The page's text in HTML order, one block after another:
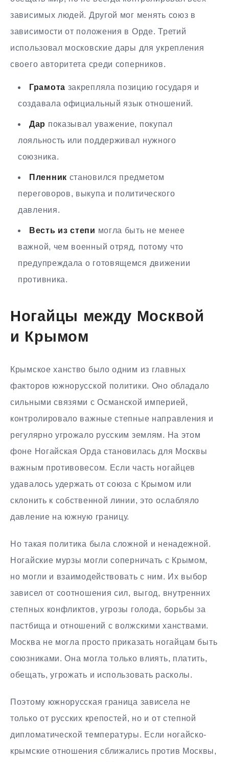
зависимых людей. Другой мог менять союз в
зависимости от положения в Орде. Третий
использовал московские дары для укрепления
своего авторитета среди соперников.
Грамота закрепляла позицию государя и
создавала официальный язык отношений.
Дар показывал уважение, покупал
лояльность или поддерживал нужного
союзника.
Пленник становился предметом
переговоров, выкупа и политического
давления.
Весть из степи могла быть не менее
важной, чем военный отряд, потому что
предупреждала о готовящемся движении
противника.
Ногайцы между Москвой
и Крымом
Крымское ханство было одним из главных
факторов южнорусской политики. Оно обладало
сильными связями с Османской империей,
контролировало важные степные направления и
регулярно угрожало русским землям. На этом
фоне Ногайская Орда становилась для Москвы
важным противовесом. Если часть ногайцев
удавалось удержать от союза с Крымом или
склонить к собственной линии, это ослабляло
давление на южную границу.
Но такая политика была сложной и ненадежной.
Ногайские мурзы могли соперничать с Крымом,
но могли и взаимодействовать с ним. Их выбор
зависел от соотношения сил, выгод, внутренних
степных конфликтов, угрозы голода, борьбы за
пастбища и отношений с волжскими ханствами.
Москва не могла просто приказать ногайцам быть
союзниками. Она могла только влиять, платить,
обещать, угрожать и использовать расколы.
Поэтому южнорусская граница зависела не
только от русских крепостей, но и от степной
дипломатической температуры. Если ногайско-
крымские отношения сближались против Москвы,